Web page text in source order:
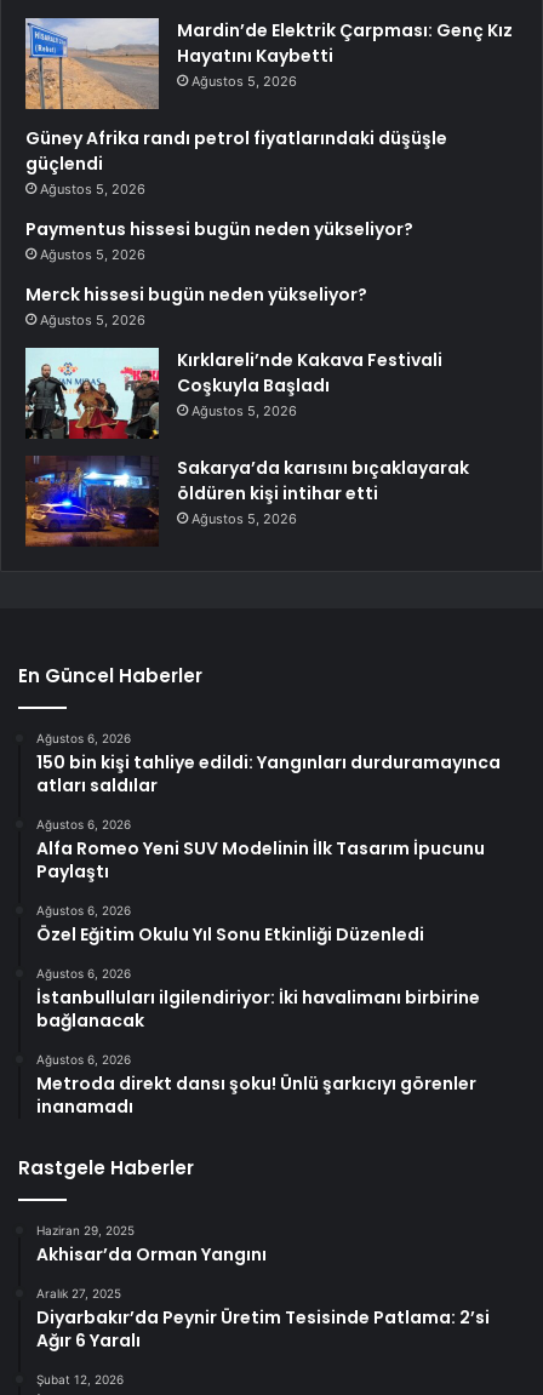
Mardin’de Elektrik Çarpması: Genç Kız
Hayatını Kaybetti
Ağustos 5, 2026
Güney Afrika randı petrol fiyatlarındaki düşüşle
güçlendi
Ağustos 5, 2026
Paymentus hissesi bugün neden yükseliyor?
Ağustos 5, 2026
Merck hissesi bugün neden yükseliyor?
Ağustos 5, 2026
Kırklareli’nde Kakava Festivali
Coşkuyla Başladı
Ağustos 5, 2026
Sakarya’da karısını bıçaklayarak
öldüren kişi intihar etti
Ağustos 5, 2026
En Güncel Haberler
Ağustos 6, 2026
150 bin kişi tahliye edildi: Yangınları durduramayınca
atları saldılar
Ağustos 6, 2026
Alfa Romeo Yeni SUV Modelinin İlk Tasarım İpucunu
Paylaştı
Ağustos 6, 2026
Özel Eğitim Okulu Yıl Sonu Etkinliği Düzenledi
Ağustos 6, 2026
İstanbulluları ilgilendiriyor: İki havalimanı birbirine
bağlanacak
Ağustos 6, 2026
Metroda direkt dansı şoku! Ünlü şarkıcıyı görenler
inanamadı
Rastgele Haberler
Haziran 29, 2025
Akhisar’da Orman Yangını
Aralık 27, 2025
Diyarbakır’da Peynir Üretim Tesisinde Patlama: 2’si
Ağır 6 Yaralı
Şubat 12, 2026